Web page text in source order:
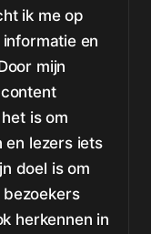
ik me op
en
mijn
is om
en lezers iets
doel is om
herkennen in